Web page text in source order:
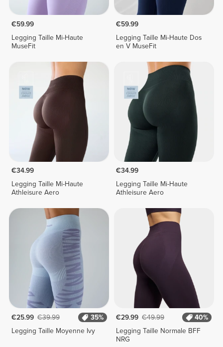
€59.99
Legging Taille Mi-Haute
MuseFit
€59.99
Legging Taille Mi-Haute Dos
en V MuseFit
€34.99
Legging Taille Mi-Haute
Athleisure Aero
€34.99
Legging Taille Mi-Haute
Athleisure Aero
€25.99 €39.99
35%
Legging Taille Moyenne Ivy
€29.99 €49.99
40%
Legging Taille Normale BFF
NRG